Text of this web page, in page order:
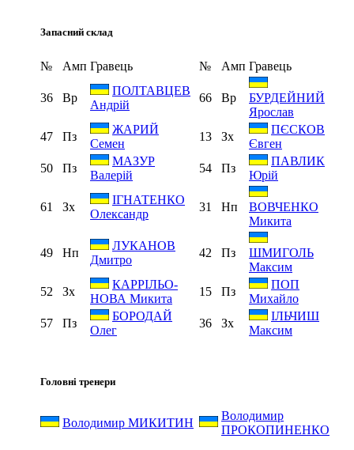
Запасний склад
№ Амп Гравець № Амп Гравець
36 Вр
ПОЛТАВЦЕВ
Андрій
66 Вр
БУРДЕЙНИЙ
Ярослав
47
Пз
ЖАРИЙ
Семен
13 Зх
ПЄСКОВ
Євген
50
Пз
МАЗУР
Валерій
54 Пз
ПАВЛИК
Юрій
61 Зх
ІГНАТЕНКО
Олександр
31 Нп
ВОВЧЕНКО
Микита
49 Нп
ЛУКАНОВ
Дмитро
42 Пз
ШМИГОЛЬ
Максим
52
Зх
КАРРІЛЬО-
НОВА Микита
15 Пз
ПОП
Михайло
57
Пз
БОРОДАЙ
Олег
36 Зх
ІЛЬЧИШ
Максим
Головні тренери
Володимир МИКИТИН
Володимир
ПРОКОПИНЕНКО